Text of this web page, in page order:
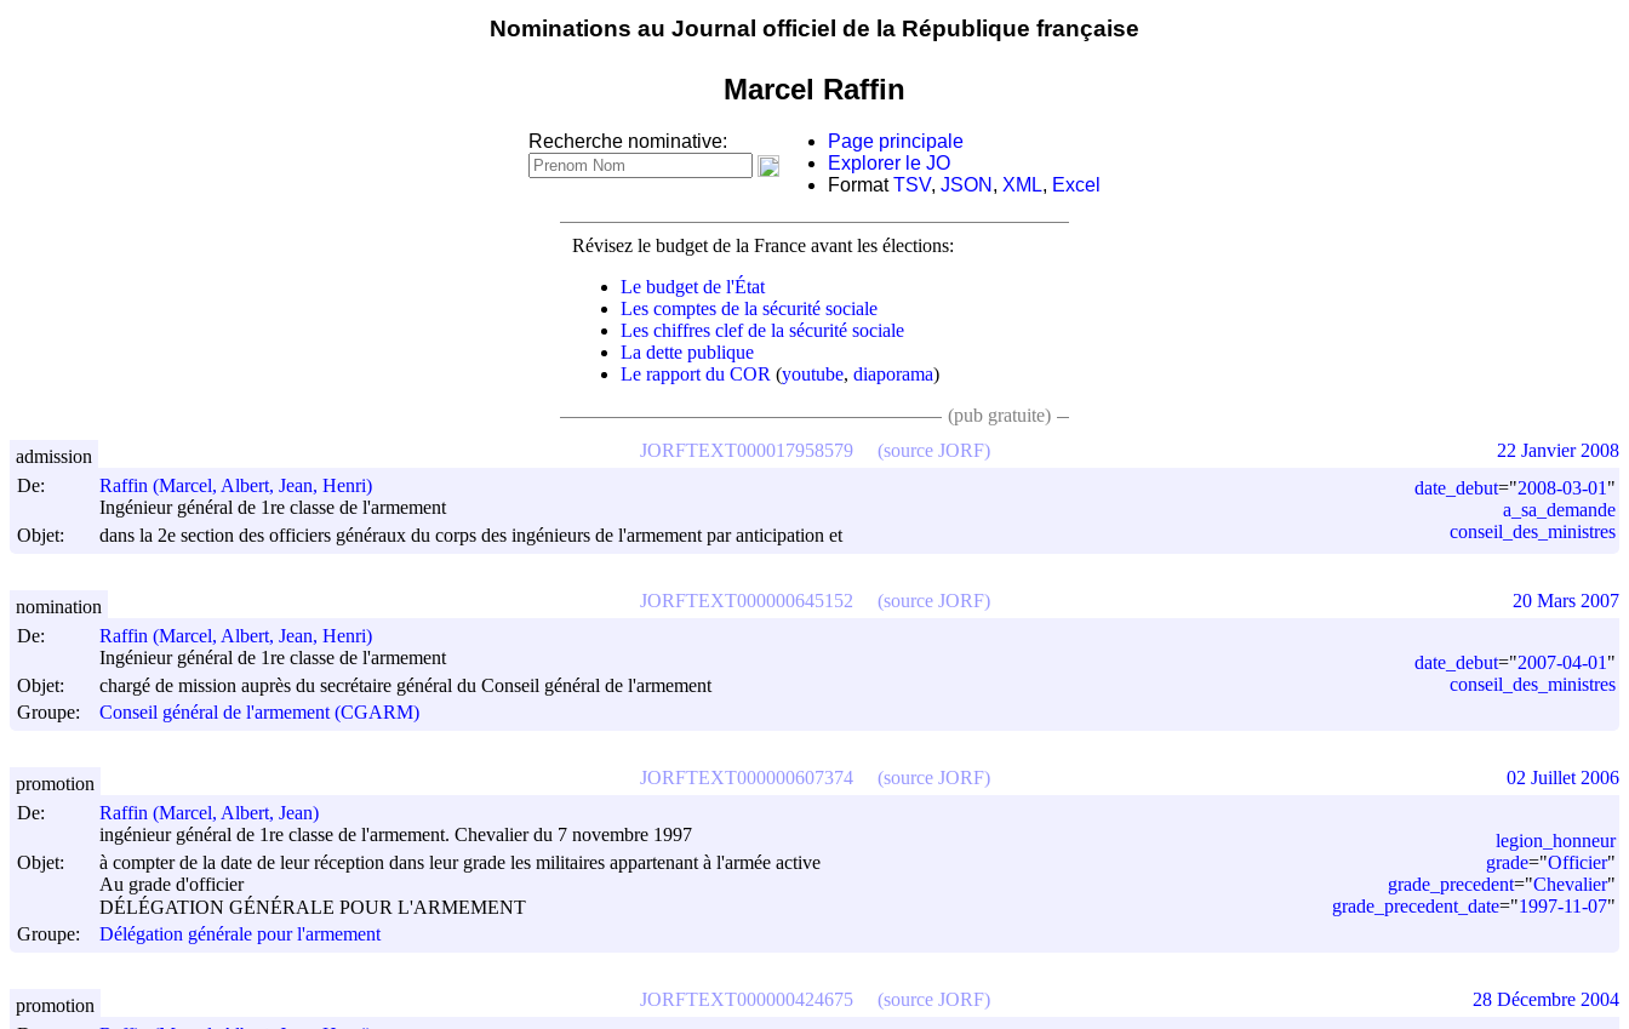
Nominations au Journal officiel de la République française
Marcel Raffin
Recherche nominative:
Page principale
Explorer le JO
FormatTSV, JSON , XML, Excel
Révisez le budget de la France avant les élections:
Le budget de l'État
Les comptes de la sécurité sociale
Les chiffres clef de la sécurité sociale
La dette publique
Le rapport du COR (youtube, diaporama)
(pub gratuite)
De:
Raffin (Marcel, Albert, Jean, Henri)
Ingénieur général de 1re classe de l'armement
Objet:
dans la 2e section des officiers généraux du corps des ingénieurs de l'armement par anticipation et
date_debut="2008-03-01 "
a_sa_demande
conseil_des_ministres
JORFTEXT000017958579 (source JORF)
admission 22 Janvier 2008
De:
Raffin (Marcel, Albert, Jean, Henri)
Ingénieur général de 1re classe de l'armement
Objet:
chargé de mission auprès du secrétaire général du Conseil général de l'armement
Groupe:
Conseil général de l'armement (CGARM)
date_debut="2007-04-01 "
conseil_des_ministres
JORFTEXT000000645152 (source JORF)
nomination 20 Mars 2007
De:
Raffin (Marcel, Albert, Jean)
ingénieur général de 1re classe de l'armement. Chevalier du 7 novembre 1997
Objet:
à compter de la date de leur réception dans leur grade les militaires appartenant à l'armée active
Au grade d'officier
DÉLÉGATION GÉNÉRALE POUR L'ARMEMENT
Groupe:
Délégation générale pour l'armement
legion_honneur
grade="Officier"
grade_precedent="Chevalier"
grade_precedent_date="1997-11-07"
JORFTEXT000000607374 (source JORF)
promotion 02 Juillet 2006
JORFTEXT000000424675 (source JORF)
promotion 28 Décembre 2004